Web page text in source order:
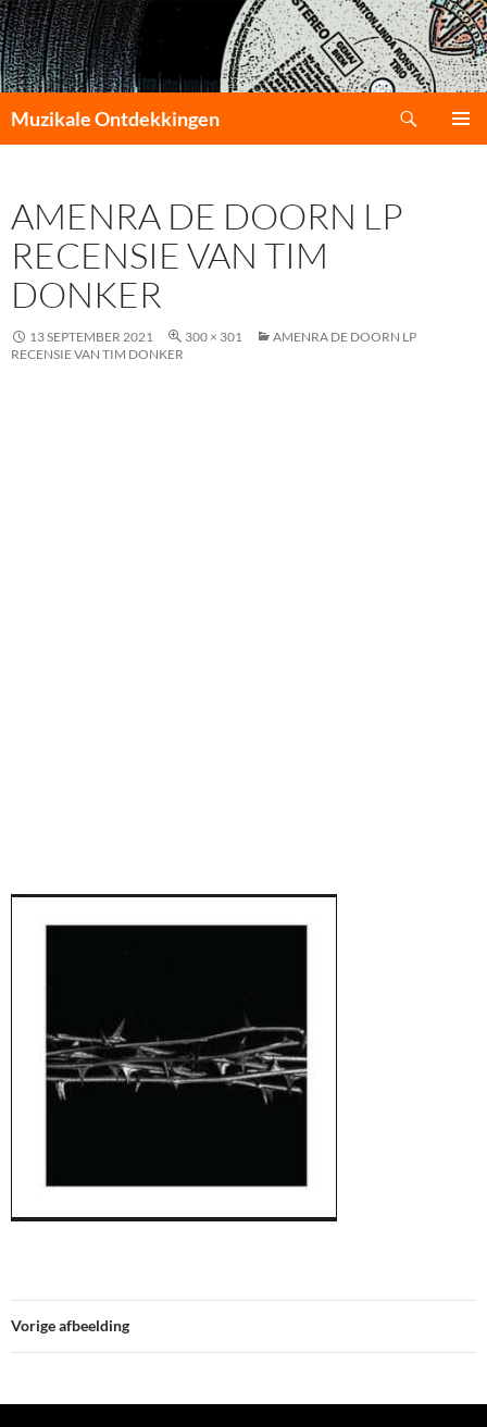
Muzikale Ontdekkingen
INHOUD
AMENRA DE DOORN LP
RECENSIE VAN TIM
DONKER
13 SEPTEMBER 2021 300 × 301
AMENRA DE DOORN LP
RECENSIE VAN TIM DONKER
Vorige afbeelding